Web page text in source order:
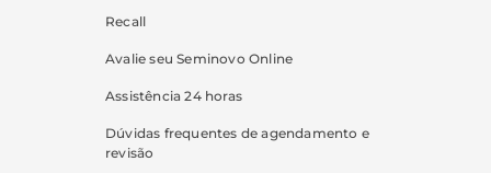
Recall
Avalie seu Seminovo Online
Assistência 24 horas
Dúvidas frequentes de agendamento e
revisão